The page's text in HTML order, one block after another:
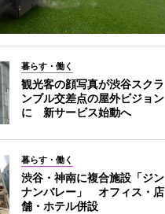
暮らす・働く
観光客の顔写真が渋谷スクラ
ンブル交差点の屋外ビジョン
に 新サービス始動へ
暮らす・働く
渋谷・神南に複合施設「ジン
ナンバレー」 オフィス・店
舗・ホテル併設